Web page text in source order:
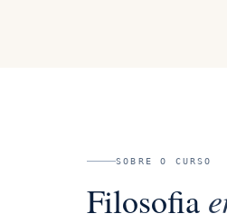
SOBRE O CURSO
Filosofia